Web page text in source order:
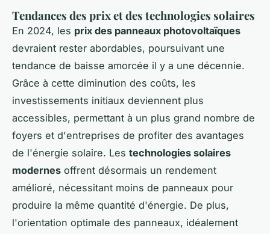
Tendances des prix et des technologies solaires
En 2024, les prix des panneaux photovoltaïques
devraient rester abordables, poursuivant une
tendance de baisse amorcée il y a une décennie.
Grâce à cette diminution des coûts, les
investissements initiaux deviennent plus
accessibles, permettant à un plus grand nombre de
foyers et d'entreprises de profiter des avantages
de l'énergie solaire. Les technologies solaires
modernes offrent désormais un rendement
amélioré, nécessitant moins de panneaux pour
produire la même quantité d'énergie. De plus,
l'orientation optimale des panneaux, idéalement